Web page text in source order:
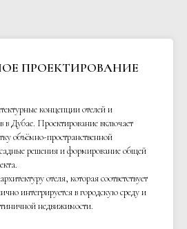
ПРОЕКТИРОВАНИЕ
концепции отелей и
в Дубае. Проектирование включает
объёмно-пространственной
решения и формирование общей
отеля, которая соответствует
интегрируется в городскую среду и
недвижимости.